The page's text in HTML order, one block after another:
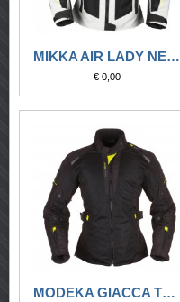
MIKKA AIR LADY NERO/GRIGIO CHIARO
€ 0,00
MODEKA GIACCA TOURING UPSWING LADY NERO/GIALLO FLUO